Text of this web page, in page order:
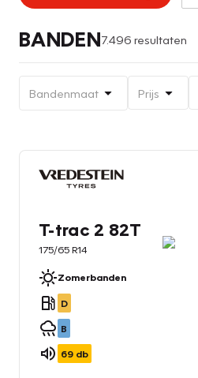
BANDEN7.496 resultaten
Bandenmaat Prijs
T-trac 2 82T
175/65 R14
Zomerbanden
D
B
69 db